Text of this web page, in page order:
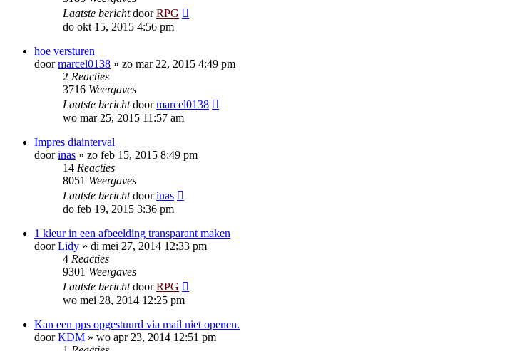
Laatste berichtdoorRPG
do okt 15, 2015 4:56 pm
hoe versturen
doormarcel0138 » zo mar 22, 2015 4:49 pm
2 Reacties
3716 Weergaves
Laatste berichtdoormarcel0138
wo mar 25, 2015 11:57 am
Impres diainterval
doorinas » zo feb 15, 2015 8:49 pm
14 Reacties
8051 Weergaves
Laatste berichtdoorinas
do feb 19, 2015 3:36 pm
1 kleur in een afbeelding transparant maken
doorLidy » di mei 27, 2014 12:33 pm
4 Reacties
9301 Weergaves
Laatste berichtdoorRPG
wo mei 28, 2014 12:25 pm
Kan een pps opgestuurd via mail niet openen.
doorKDM » wo apr 23, 2014 12:51 pm